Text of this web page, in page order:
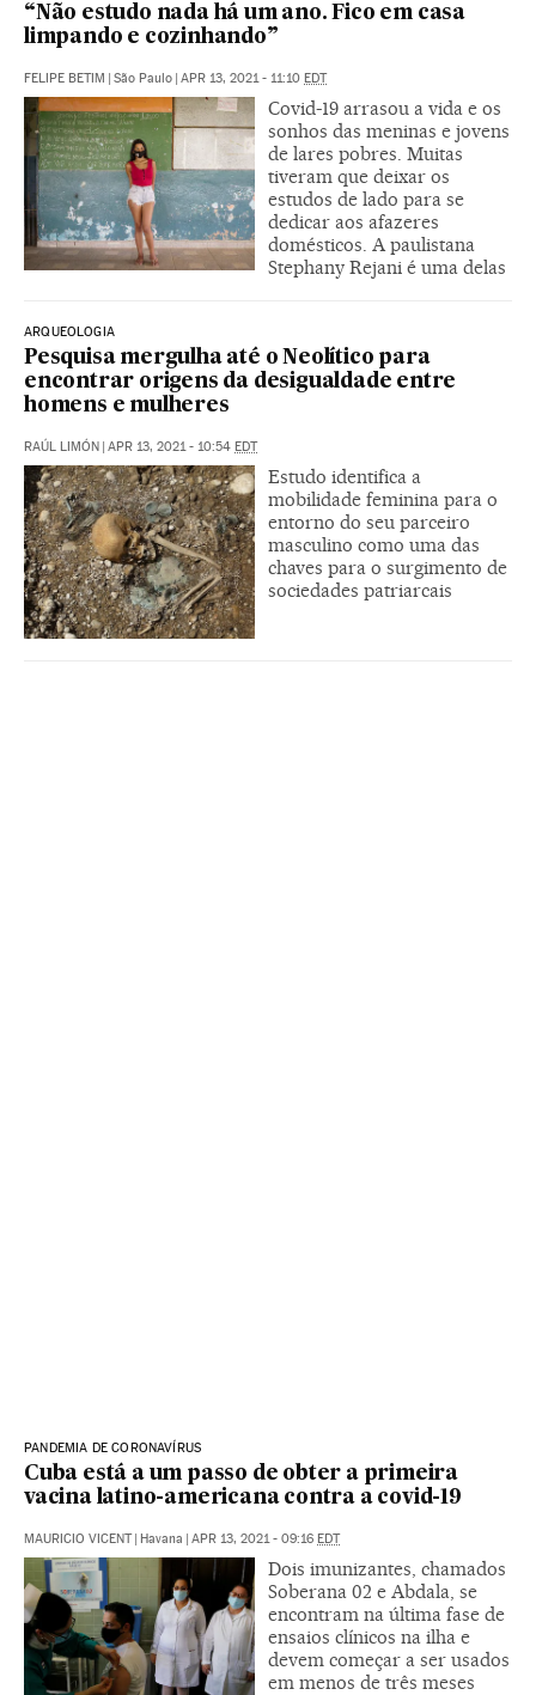
“Não estudo nada há um ano. Fico em casa
limpando e cozinhando”
FELIPE BETIM | São Paulo | APR 13, 2021 - 11:10 EDT
Covid-19 arrasou a vida e os
sonhos das meninas e jovens
de lares pobres. Muitas
tiveram que deixar os
estudos de lado para se
dedicar aos afazeres
domésticos. A paulistana
Stephany Rejani é uma delas
ARQUEOLOGIA
Pesquisa mergulha até o Neolítico para
encontrar origens da desigualdade entre
homens e mulheres
RAÚL LIMÓN | APR 13, 2021 - 10:54 EDT
Estudo identifica a
mobilidade feminina para o
entorno do seu parceiro
masculino como uma das
chaves para o surgimento de
sociedades patriarcais
PANDEMIA DE CORONAVÍRUS
Cuba está a um passo de obter a primeira
vacina latino-americana contra a covid-19
MAURICIO VICENT | Havana | APR 13, 2021 - 09:16 EDT
Dois imunizantes, chamados
Soberana 02 e Abdala, se
encontram na última fase de
ensaios clínicos na ilha e
devem começar a ser usados
em menos de três meses